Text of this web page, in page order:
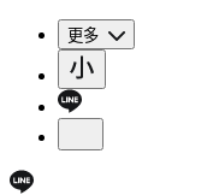
更多